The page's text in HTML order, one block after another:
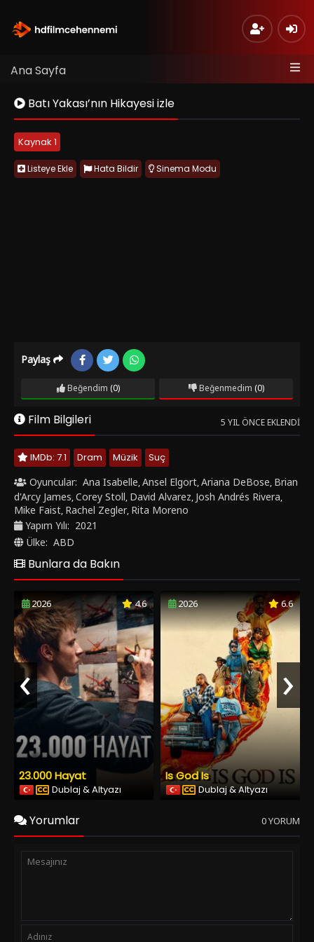
Ana Sayfa
Batı Yakası’nın Hikayesi izle
Kaynak 1
Listeye Ekle Hata Bildir Sinema Modu
Paylaş
Beğendim (0) Beğenmedim (0)
Film Bilgileri 5 YIL ÖNCE EKLENDI
IMDb: 7.1 Dram Müzik
Suç
Oyuncular: Ana Isabelle,Ansel Elgort,Ariana DeBose, Brian
d'Arcy James,Corey Stoll, David Alvarez, Josh Andrés Rivera,
Mike Faist, Rachel Zegler, Rita Moreno
Yapım Yılı: 2021
Ülke: ABD
Bunlara da Bakın
2026 4.6
23.000 Hayat
Dublaj & Altyazı
2026 6.6
Is God Is
Dublaj & Altyazı
‹ ›
Yorumlar 0 YORUM